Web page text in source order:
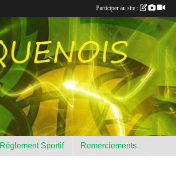
Réglement Sportif Remerciements
Participer au site :